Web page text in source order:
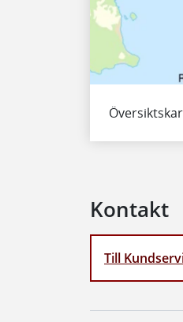
Kontakt
Till